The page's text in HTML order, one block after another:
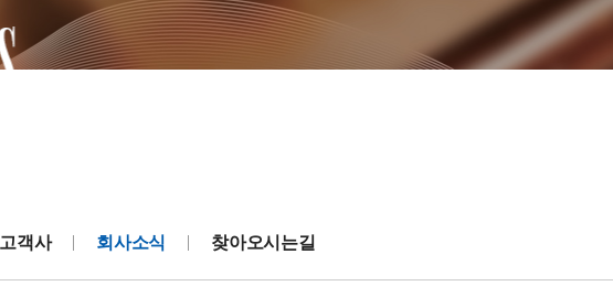
고객사 회사소식 찾아오시는길